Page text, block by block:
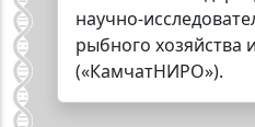
научно-
рыбного хозяйства
(«КамчатНИРО»).